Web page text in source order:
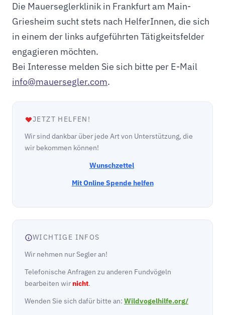
Die Mauerseglerklinik in Frankfurt am Main-
Griesheim sucht stets nach HelferInnen, die sich
in einem der links aufgeführten Tätigkeitsfelder
engagieren möchten.
Bei Interesse melden Sie sich bitte per E-Mail
info@mauersegler.com.
JETZT HELFEN!
Wir sind dankbar über jede Art von Unterstützung, die
wir bekommen können!
Wunschzettel
Mit Online Spende helfen
WICHTIGE INFOS
Wir nehmen nur Segler an!
Telefonische Anfragen zu anderen Fundvögeln
bearbeiten wir nicht.
Wenden Sie sich dafür bitte an: Wildvogelhilfe.org/